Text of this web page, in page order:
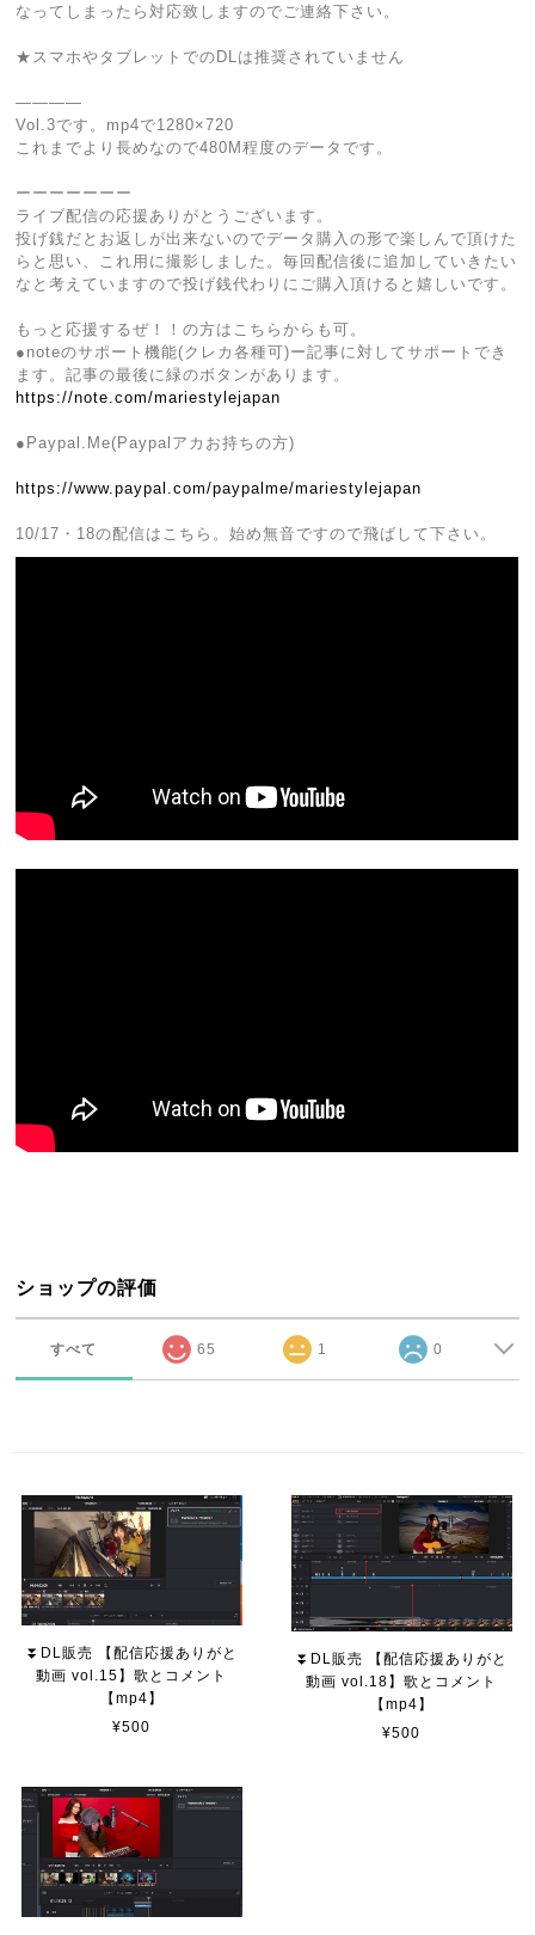
なってしまったら対応致しますのでご連絡下さい。
★スマホやタブレットでのDLは推奨されていません
————
Vol.3です。mp4で1280×720
これまでより長めなので480M程度のデータです。
ーーーーーーー
ライブ配信の応援ありがとうございます。
投げ銭だとお返しが出来ないのでデータ購入の形で楽しんで頂けた
らと思い、これ用に撮影しました。毎回配信後に追加していきたい
なと考えていますので投げ銭代わりにご購入頂けると嬉しいです。
もっと応援するぜ！！の方はこちらからも可。
●noteのサポート機能(クレカ各種可)ー記事に対してサポートでき
ます。記事の最後に緑のボタンがあります。
https://note.com/mariestylejapan
●Paypal.Me(Paypalアカお持ちの方)
https://www.paypal.com/paypalme/mariestylejapan
10/17・18の配信はこちら。始め無音ですので飛ばして下さい。
ショップの評価
すべて 65 1 0
⏬DL販売 【配信応援ありがと
動画 vol.15】歌とコメント
【mp4】
¥500
⏬DL販売 【配信応援ありがと
動画 vol.18】歌とコメント
【mp4】
¥500